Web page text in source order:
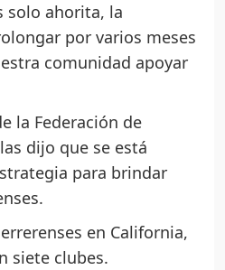
solo ahorita, la
por varios meses
comunidad apoyar
la Federación de
dijo que se está
para brindar
en California,
siete clubes.